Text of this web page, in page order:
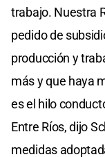
trabajo. Nuestra
pedido de
producción y
más y que haya
es el hilo
Entre Ríos, dijo
medidas